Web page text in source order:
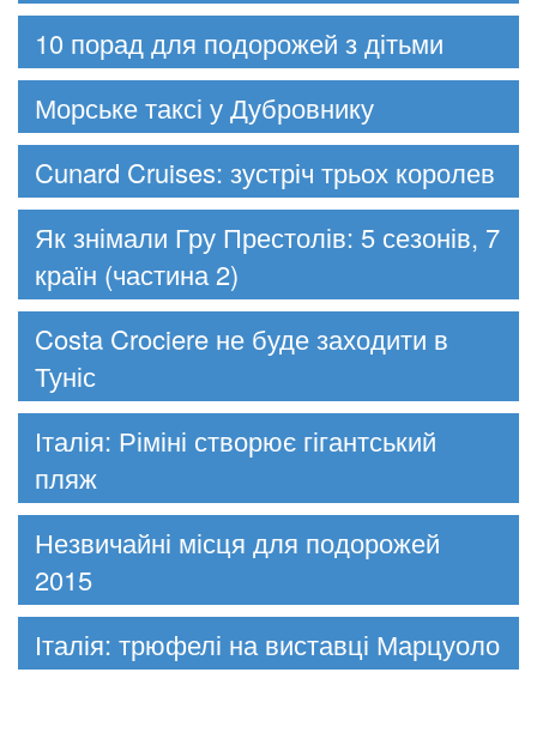
10 порад для подорожей з дітьми
Морське таксі у Дубровнику
Cunard Cruises: зустріч трьох королев
Як знімали Гру Престолів: 5 сезонів, 7
країн (частина 2)
Costa Crociere не буде заходити в
Туніс
Італія: Ріміні створює гігантський
пляж
Незвичайні місця для подорожей
2015
Італія: трюфелі на виставці Марцуоло